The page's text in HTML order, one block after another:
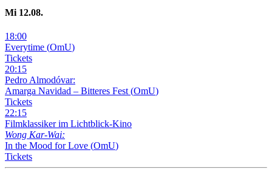
Mi 12.08.
18:00
Everytime (OmU)
Tickets
20:15
Pedro Almodóvar:
Amarga Navidad – Bitteres Fest (OmU)
Tickets
22:15
Filmklassiker im Lichtblick-Kino
Wong Kar-Wai:
In the Mood for Love (OmU)
Tickets